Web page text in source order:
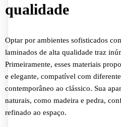
qualidade
Optar por ambientes sofisticados
laminados de alta qualidade traz
Primeiramente, esses materiais
e elegante, compatível com
contemporâneo ao clássico. Sua
naturais, como madeira e pedra,
refinado ao espaço.